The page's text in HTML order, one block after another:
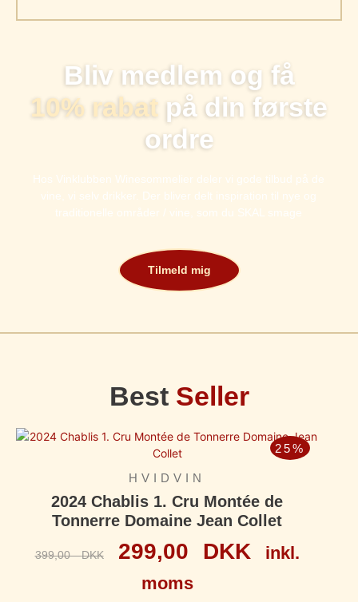
Bliv medlem og få
10% rabat på din første
ordre
Hos Vinklubben Winesommelier deler vi gode tilbud på de
vine, vi selv drikker. Der bliver delt inspiration til nye og
traditionelle områder / vine, som du SKAL smage
Tilmeld mig
Best Seller
25%
HVIDVIN
2024 Chablis 1. Cru Montée de
Tonnerre Domaine Jean Collet
399,00DKK 299,00 DKK
inkl.
moms